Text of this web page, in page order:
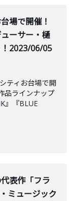
場で開催！
ーサー・樋
2023/06/05
ティお台場で開
品ラインナップ
』『BLUE
表作「フラ
・ミュージック